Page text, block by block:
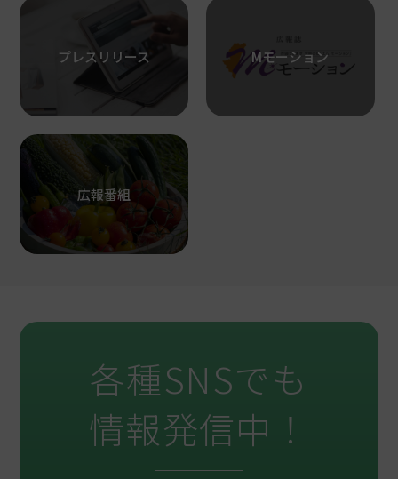
プレスリリース Mモーション
広報番組
各種SNSでも
情報発信中！